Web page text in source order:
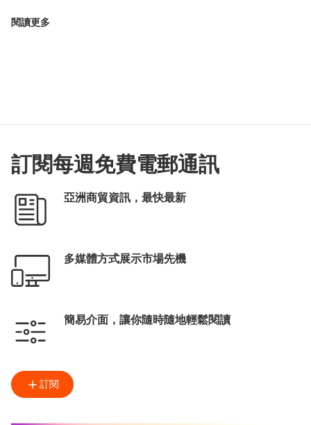
閱讀更多
訂閱每週免費電郵通訊
亞洲商貿資訊，最快最新
多媒體方式展示市場先機
簡易介面，讓你隨時隨地輕鬆閱讀
訂閱